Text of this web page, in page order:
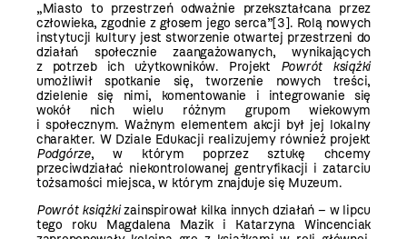
„Miasto to przestrzeń odważnie przekształcana przez
człowieka, zgodnie z głosem jego serca”[3]. Rolą nowych
instytucji kultury jest stworzenie otwartej przestrzeni do
działań społecznie zaangażowanych, wynikających
z potrzeb ich użytkowników. Projekt Powrót książki
umożliwił spotkanie się, tworzenie nowych treści,
dzielenie się nimi, komentowanie i integrowanie się
wokół nich wielu różnym grupom wiekowym
i społecznym. Ważnym elementem akcji był jej lokalny
charakter. W Dziale Edukacji realizujemy również projekt
Podgórze, w którym poprzez sztukę chcemy
przeciwdziałać niekontrolowanej gentryfikacji i zatarciu
tożsamości miejsca, w którym znajduje się Muzeum.
Powrót książkizainspirował kilka innych działań – w lipcu
tego roku Magdalena Mazik i Katarzyna Wincenciak